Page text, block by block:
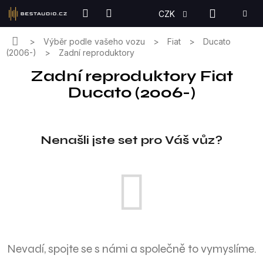
Přejít
obsah
CZK
KOŠÍK
DomůVýběr podle vašeho vozu Fiat
Ducato
(2006-)
Zadní reproduktory
Zadní reproduktory Fiat
Ducato (2006-)
Nenašli jste set pro Váš vůz?
Nevadí, spojte se s námi a společně to vymyslíme.